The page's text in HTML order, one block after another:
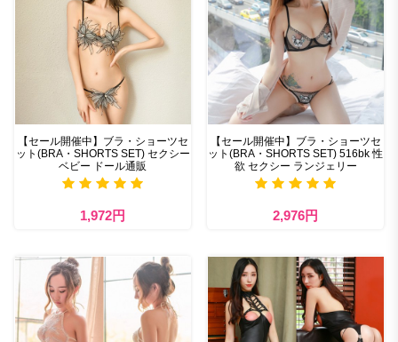
【セール開催中】ブラ・ショーツセ
ット(BRA・SHORTS SET) セクシー
ベビー ドール通販
1,972円
【セール開催中】ブラ・ショーツセ
ット(BRA・SHORTS SET) 516bk 性
欲 セクシー ランジェリー
2,976円